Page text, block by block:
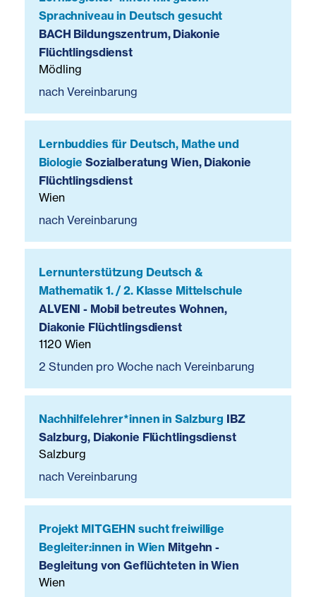
Sprachniveau in Deutsch gesucht
BACH Bildungszentrum, Diakonie
Flüchtlingsdienst
Mödling
nach Vereinbarung
Lernbuddies für Deutsch, Mathe und
Biologie Sozialberatung Wien, Diakonie
Flüchtlingsdienst
Wien
nach Vereinbarung
Lernunterstützung Deutsch &
Mathematik 1. / 2. Klasse Mittelschule
ALVENI - Mobil betreutes Wohnen,
Diakonie Flüchtlingsdienst
1120 Wien
2 Stunden pro Woche nach Vereinbarung
Nachhilfelehrer*innen in Salzburg IBZ
Salzburg, Diakonie Flüchtlingsdienst
Salzburg
nach Vereinbarung
Projekt MITGEHN sucht freiwillige
Begleiter:innen in Wien Mitgehn -
Begleitung von Geflüchteten in Wien
Wien